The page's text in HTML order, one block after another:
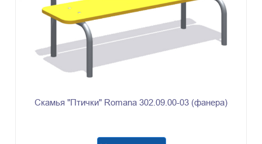
Скамья "Птички" Romana 302.09.00-03 (фанера)